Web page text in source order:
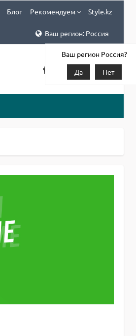
Блог Рекомендуем Style.kz
Ваш регион: Россия
Ваш регион Россия?
Да
Нет